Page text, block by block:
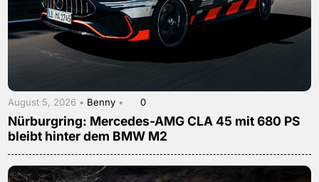
August 5, 2026 • Benny • 0
Nürburgring: Mercedes-AMG CLA 45 mit 680 PS
bleibt hinter dem BMW M2